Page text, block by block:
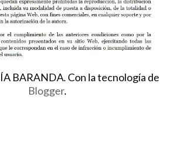
BARANDA. Con la tecnología de
Blogger.